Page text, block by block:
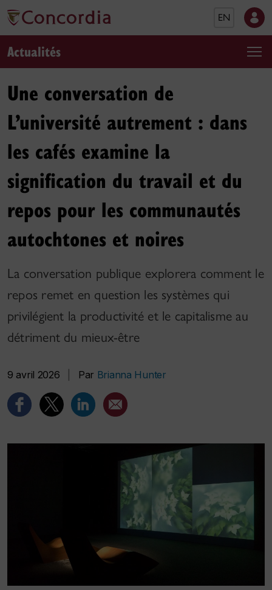
EN
Actualités
Une conversation de
L’université autrement : dans
les cafés examine la
signification du travail et du
repos pour les communautés
autochtones et noires
La conversation publique explorera comment le
repos remet en question les systèmes qui
privilégient la productivité et le capitalisme au
détriment du mieux-être
9 avril 2026 Par Brianna Hunter